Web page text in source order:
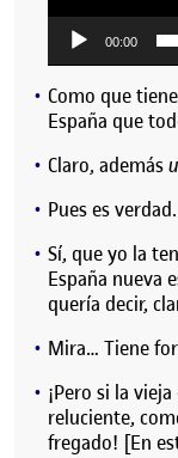
00:00
Como que
España que
Claro, además
Pues es
Sí, que yo la
España nueva
quería decir,
Mira… Tiene
¡Pero si la
reluciente,
fregado! [En